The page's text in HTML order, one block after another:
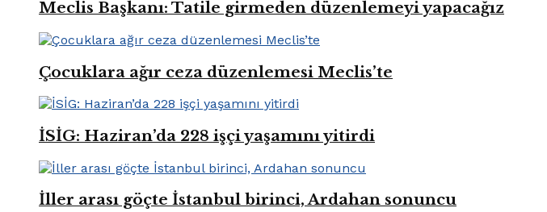
Meclis Başkanı: Tatile girmeden düzenlemeyi yapacağız
Çocuklara ağır ceza düzenlemesi Meclis’te
İSİG: Haziran’da 228 işçi yaşamını yitirdi
İller arası göçte İstanbul birinci, Ardahan sonuncu